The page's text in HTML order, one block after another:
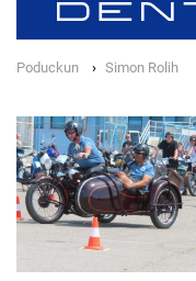
Poduckun Simon Rolih